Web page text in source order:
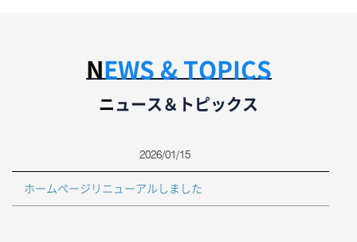
NEWS & TOPICS
ニュース＆トピックス
2026/01/15
ホームページリニューアルしました